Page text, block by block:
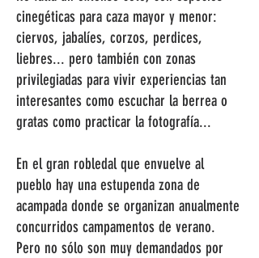
cinegéticas para caza mayor y menor:
ciervos, jabalíes, corzos, perdices,
liebres... pero también con zonas
privilegiadas para vivir experiencias tan
interesantes como escuchar la berrea o
gratas como practicar la fotografía...
En el gran robledal que envuelve al
pueblo hay una estupenda zona de
acampada donde se organizan anualmente
concurridos campamentos de verano.
Pero no sólo son muy demandados por